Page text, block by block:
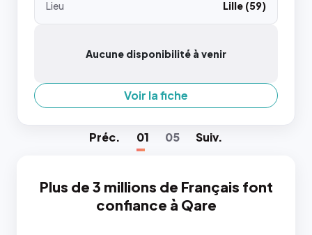
Lieu
Lille (59)
Aucune disponibilité à venir
Voir la fiche
Préc. 01 05 Suiv.
Plus de 3 millions de Français font
confiance à Qare